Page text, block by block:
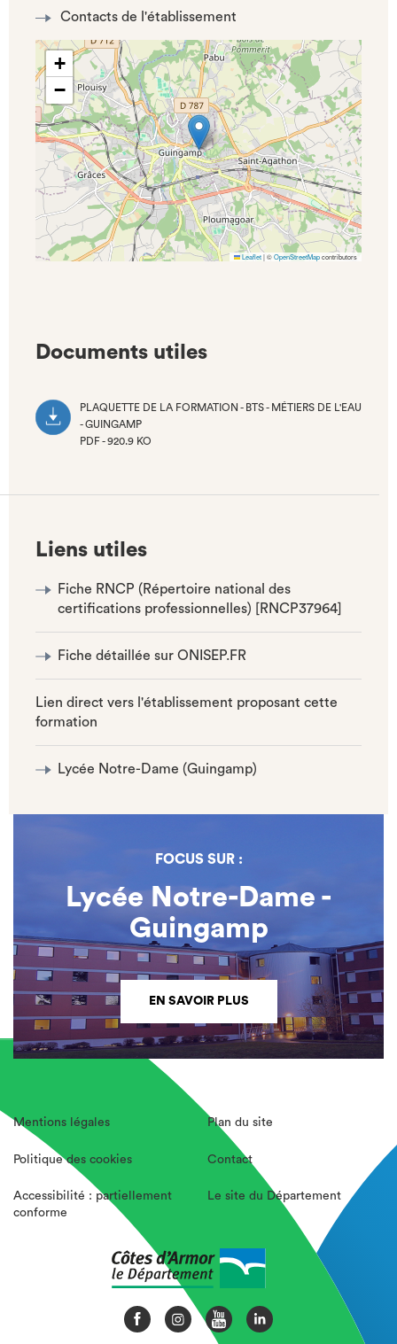
Contacts de l'établissement
+
−
Leaflet|©OpenStreetMapcontributors
Documents utiles
PLAQUETTE DE LA FORMATION - BTS - MÉTIERS DE L'EAU
- GUINGAMP
PDF - 920.9 KO
Liens utiles
Fiche RNCP (Répertoire national des
certifications professionnelles) [RNCP37964]
Fiche détaillée sur ONISEP.FR
Lien direct vers l'établissement proposant cette
formation
Lycée Notre-Dame (Guingamp)
FOCUS SUR :
Lycée Notre-Dame -
Guingamp
EN SAVOIR PLUS
Mentions légales
Politique des cookies
Accessibilité : partiellement
conforme
Plan du site
Contact
Le site du Département